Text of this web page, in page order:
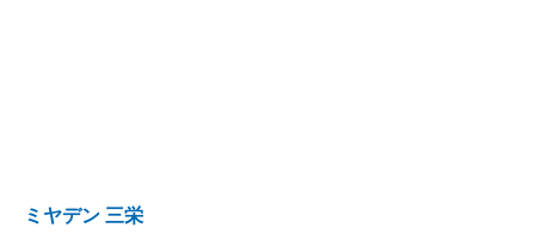
ミヤデン 三栄